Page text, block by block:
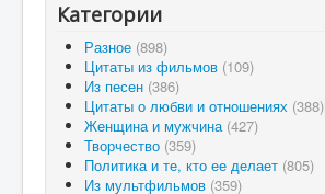
Категории
Разное (898)
Цитаты из фильмов (109)
Из песен (386)
Цитаты о любви и отношениях (388)
Женщина и мужчина (427)
Творчество (359)
Политика и те, кто ее делает (805)
Из мультфильмов (359)